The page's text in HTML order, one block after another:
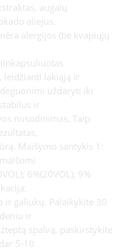
augalų
aliejus.
alergijos (be kvapiųjų
leidžianti lakiąją ir
uždaryti iki
ir
nusodinimas. Taip
Maišymo santykis 1:
6%(20VOL); 9%
ir galiukų. Palaikykite 30
ir
spalvą, paskirstykite
5-10